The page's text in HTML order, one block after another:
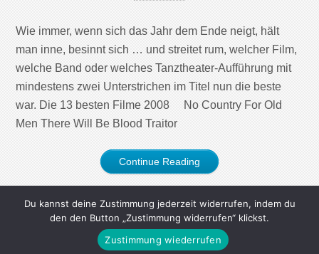
Wie immer, wenn sich das Jahr dem Ende neigt, hält
man inne, besinnt sich … und streitet rum, welcher Film,
welche Band oder welches Tanztheater-Aufführung mit
mindestens zwei Unterstrichen im Titel nun die beste
war. Die 13 besten Filme 2008 No Country For Old
Men There Will Be Blood Traitor
Continue Reading
Du kannst deine Zustimmung jederzeit widerrufen, indem du
den den Button „Zustimmung widerrufen“ klickst.
Zustimmung wiederrufen